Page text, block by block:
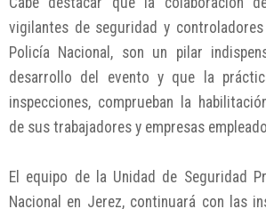
vigilantes de seguridad y
Policía Nacional, son un pilar
desarrollo del evento y que la
inspecciones, comprueban la
de sus trabajadores y empresas
El equipo de la Unidad de Seguridad
Nacional en Jerez, continuará con las